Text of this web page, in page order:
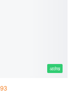
आलेख